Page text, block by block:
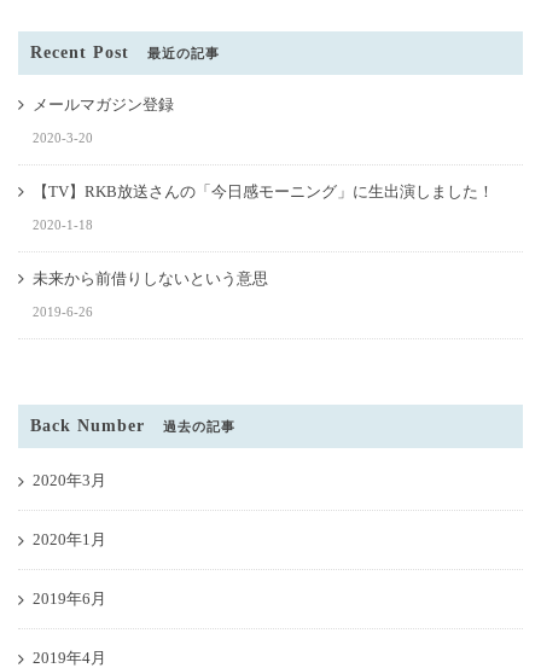
Recent Post 最近の記事
メールマガジン登録
2020-3-20
【TV】RKB放送さんの「今日感モーニング」に生出演しました！
2020-1-18
未来から前借りしないという意思
2019-6-26
Back Number 過去の記事
2020年3月
2020年1月
2019年6月
2019年4月